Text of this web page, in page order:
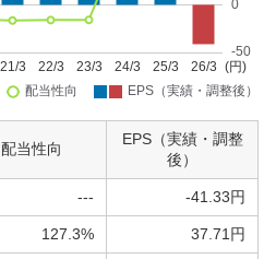
配当性向
EPS（実績・調整
後）
--- -41.33円
127.3% 37.71円